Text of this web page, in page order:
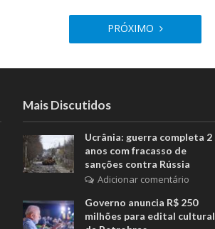
PRÓXIMO
Mais Discutidos
Ucrânia: guerra completa 2
anos com fracasso de
sanções contra Rússia
Adicionar comentário
Governo anuncia R$ 250
milhões para edital cultural